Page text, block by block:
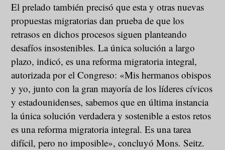
El prelado también precisó que esta y otras nuevas
propuestas migratorias dan prueba de que los
retrasos en dichos procesos siguen planteando
desafíos insostenibles. La única solución a largo
plazo, indicó, es una reforma migratoria integral,
autorizada por el Congreso: «Mis hermanos obispos
y yo, junto con la gran mayoría de los líderes cívicos
y estadounidenses, sabemos que en última instancia
la única solución verdadera y sostenible a estos retos
es una reforma migratoria integral. Es una tarea
difícil, pero no imposible», concluyó Mons. Seitz.